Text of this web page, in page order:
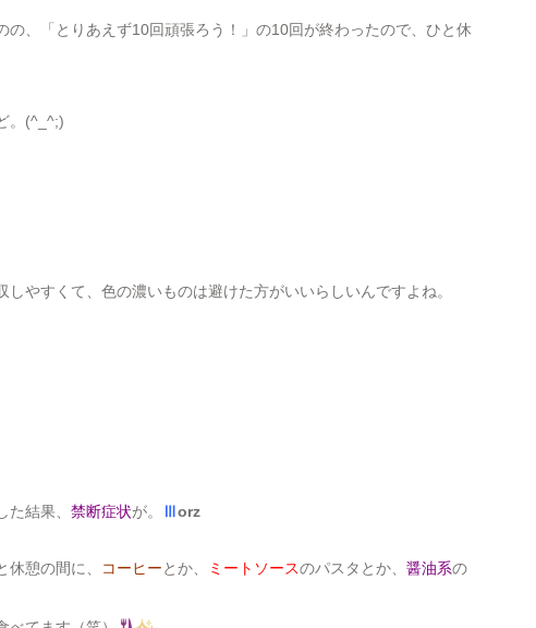
の、「とりあえず10回頑張ろう！」の10回が終わったので、ひと休
。(^_^;)
やすくて、色の濃いものは避けた方がいいらしいんですよね。
結果、 禁断症状が。 Ⅲorz
憩の間に、 コーヒーとか、 ミートソースのパスタとか、 醤油系の